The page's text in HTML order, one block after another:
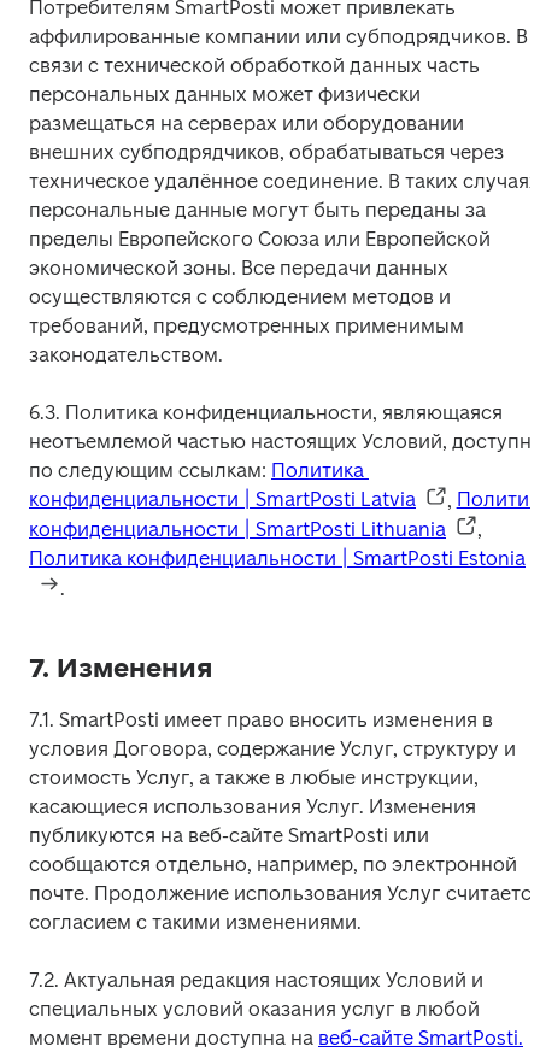
Потребителям SmartPosti может привлекать
аффилированные компании или субподрядчиков. В
связи с технической обработкой данных часть
персональных данных может физически
размещаться на серверах или оборудовании
внешних субподрядчиков, обрабатываться через
техническое удалённое соединение. В таких случаях
персональные данные могут быть переданы за
пределы Европейского Союза или Европейской
экономической зоны. Все передачи данных
осуществляются с соблюдением методов и
требований, предусмотренных применимым
законодательством.
6.3. Политика конфиденциальности, являющаяся
неотъемлемой частью настоящих Условий,
по следующим ссылкам: Политика
конфиденциальности | SmartPosti Latvia
,
конфиденциальности | SmartPosti Lithuania
Политика конфиденциальности | SmartPosti Estonia
.
7. Изменения
7.1. SmartPosti имеет право вносить изменения в
условия Договора, содержание Услуг, структуру и
стоимость Услуг, а также в любые инструкции,
касающиеся использования Услуг. Изменения
публикуются на веб-сайте SmartPosti или
сообщаются отдельно, например, по электронной
почте. Продолжение использования Услуг
согласием с такими изменениями.
7.2. Актуальная редакция настоящих Условий и
специальных условий оказания услуг в любой
момент времени доступна на веб-сайте SmartPosti.